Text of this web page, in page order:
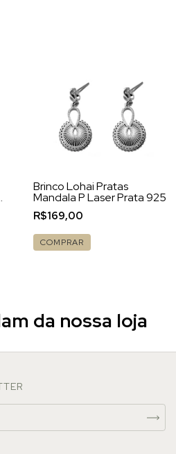
Brinco Lohai Pratas
Mandala P Laser Prata 925
R$169,00
COMPRAR
da nossa loja